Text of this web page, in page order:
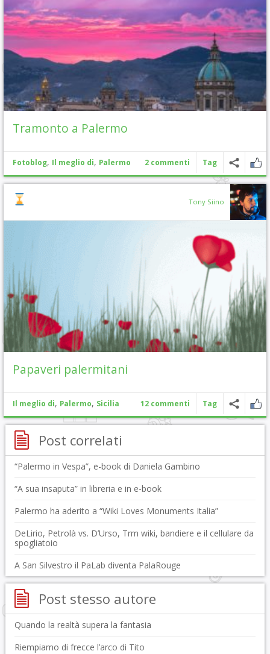
Tramonto a Palermo
Fotoblog, Il meglio di, Palermo 2 commenti Tag
Tony Siino
Papaveri palermitani
Il meglio di, Palermo, Sicilia 12 commenti Tag
Post correlati
“Palermo in Vespa”, e-book di Daniela Gambino
“A sua insaputa” in libreria e in e-book
Palermo ha aderito a “Wiki Loves Monuments Italia”
DeLirio, Petrolà vs. D’Urso, Trm wiki, bandiere e il cellulare da
spogliatoio
A San Silvestro il PaLab diventa PalaRouge
Post stesso autore
Quando la realtà supera la fantasia
Riempiamo di frecce l’arco di Tito